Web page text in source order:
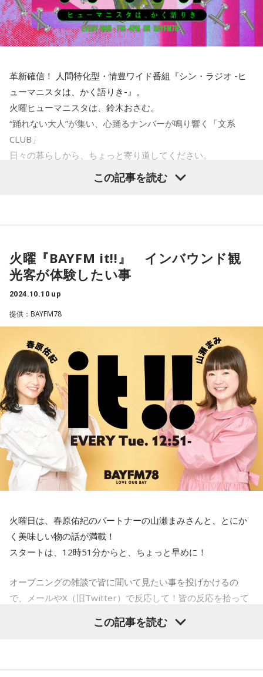
革新確信！ 人間特化型・情豊ワイド番組『シン・ラジオ -ヒ
ューマニスタは、かく語りき-』。
火曜ヒューマニスタは、鈴木おさむ。
“踊れない大人”が集い、心踊るナンバーが鳴り響く「文系
CLUB」
日々の暮らしから、ちょっと寄り道してください。
ん」を開催！
皆さんがお笑いの人が歌う曲にまつわるメッセージもぜひ送
ってください！
：
この記事を読む
火曜『BAYFM it!!』 インバウンド観
光客が体験したい事
2024.10.10 up
提供：BAYFM78
火曜日は、春原佑紀のパートナーの山瀬まみさんと、とにか
く美味しい物の話が満載！
スタートは、12時51分からと、ちょっと早めに！
オープニングの雑談で皆に聞いて見たい事を投げかけるの
で、メールやX（旧Twitter）で反応して！皆の反応を拾って
この記事を読む